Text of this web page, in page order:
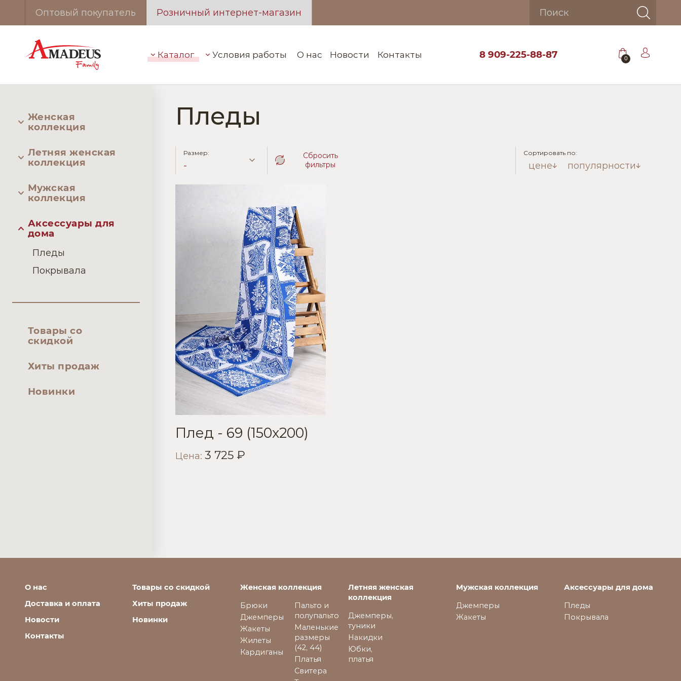
Оптовый покупатель Розничный интернет-магазин
Каталог Условия работы О нас Новости Контакты 8 909-225-88-87 0
Женская
коллекция
Летняя женская
коллекция
Мужская
коллекция
Аксессуары для
дома
Пледы
Покрывала
Товары со
скидкой
Хиты продаж
Новинки
Пледы
Размер:
-
Сбросить
фильтры
Сортировать по:
цене популярности
Плед - 69 (150х200)
Цена:3 725 ₽
О нас
Доставка и оплата
Новости
Контакты
Товары со скидкой
Хиты продаж
Новинки
Женская коллекция
Брюки
Джемперы
Жакеты
Жилеты
Кардиганы
Пальто и
полупальто
Маленькие
размеры
(42, 44)
Платья
Свитера
Летняя женская
коллекция
Джемперы,
туники
Накидки
Юбки,
платья
Мужская коллекция
Джемперы
Жакеты
Аксессуары для дома
Пледы
Покрывала